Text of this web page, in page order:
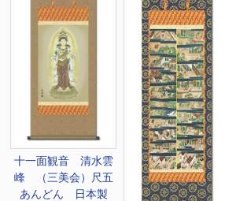
十一面観音 清水雲
峰 （三美会）尺五
あんどん 日本製